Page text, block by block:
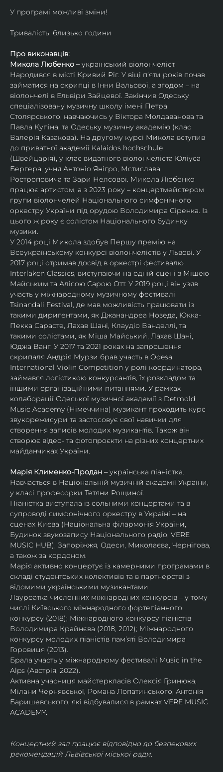
У програмі можливі зміни!
Тривалість: близько години
Про виконавців:
Микола Любенко – український віолончеліст.
Народився в місті Кривий Ріг. У віці п’яти років почав
займатися на скрипці в Інни Вальової, а згодом – на
віолончелі в Ельвіри Зайцевої. Закінчив Одеську
спеціалізовану музичну школу імені Петра
Столярського, навчаючись у Віктора Молдаванова та
Павла Купіна, та Одеську музичну академію (клас
Валерія Казакова). На другому курсі Микола вступив
до приватної академії Kalaidos hochschule
(Швейцарія), у клас видатного віолончеліста Юліуса
Бергера, учня Антоніо Янігро, Мстислава
Ростроповича та Зари Нелсової. Микола Любенко
працює артистом, а з 2023 року – концертмейстером
групи віолончелей Національного симфонічного
оркестру України під орудою Володимира Сіренка. Із
цього ж року є солістом Національного будинку
музики.
У 2014 році Микола здобув Першу премію на
Всеукраїнському конкурсі віолончелістів у Львові. У
2017 році отримав досвід в оркестрі фестивалю
Interlaken Classics, виступаючи на одній сцені з Мішею
Майським та Алісою Сарою Отт. У 2019 році він узяв
участь у міжнародному музичному фестивалі
Tsinandali Festival, де мав можливість працювати із
такими диригентами, як Джанандреа Нозеда, Юкка-
Пекка Сарасте, Лахав Шані, Клаудіо Ванделлі, та
такими солістами, як Міша Майський, Лахав Шані,
Юджа Ванг. У 2017 та 2021 роках на запрошення
скрипаля Андрія Мурзи брав участь в Odesa
International Violin Competition у ролі координатора,
займався логістикою конкурсантів, їх розкладом та
іншими організаційними питаннями. У рамках
колаборації Одеської музичної академії з Detmold
Music Academy (Німеччина) музикант проходить курс
звукорежисури та застосовує свої навички для
створення записів молодих музикантів. Також він
створює відео- та фотопроєкти на різних концертних
майданчиках України.
Марія Клименко-Продан – українська піаністка.
Навчається в Національній музичній академії України,
у класі професорки Тетяни Рощиної.
Піаністка виступала із сольними концертами та в
супроводі симфонічного оркестру в Україні – на
сценах Києва (Національна філармонія України,
Будинок звукозапису Національного радіо, VERE
MUSIC HUB), Запоріжжя, Одеси, Миколаєва, Чернігова,
а також за кордоном.
Марія активно концертує із камерними програмами в
складі студентських колективів та в партнерстві з
відомими українськими музикантами.
Лауреатка численних міжнародних конкурсів – у тому
числі Київського міжнародного фортепіанного
конкурсу (2018); Міжнародного конкурсу піаністів
Володимира Крайнєва (2018, 2012); Міжнародного
конкурсу молодих піаністів пам’яті Володимира
Горовиця (2013).
Брала участь у міжнародному фестивалі Music in the
Alps (Австрія, 2022).
Активна учасниця майстеркласів Олексія Гринюка,
Мілани Чернявської, Романа Лопатинського, Антонія
Баришевського, які відбувалися в рамках VERE MUSIC
ACADEMY.
Концертний зал працює відповідно до безпекових
рекомендацій Львівської міської ради.